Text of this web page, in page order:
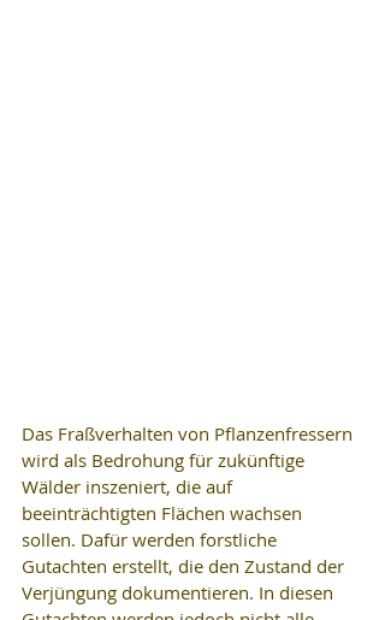
Das Fraßverhalten von Pflanzenfressern
wird als Bedrohung für zukünftige
Wälder inszeniert, die auf
beeinträchtigten Flächen wachsen
sollen. Dafür werden forstliche
Gutachten erstellt, die den Zustand der
Verjüngung dokumentieren. In diesen